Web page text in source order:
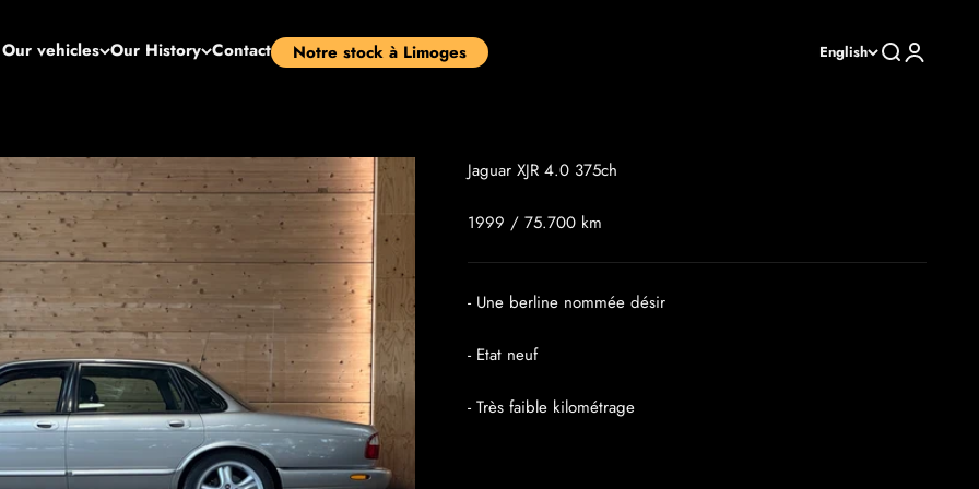
Our vehicles Our History Contact Notre stock à Limoges English Search
Login
Jaguar XJR 4.0 375ch
1999 / 75.700 km
- Une berline nommée désir
- Etat neuf
- Très faible kilométrage